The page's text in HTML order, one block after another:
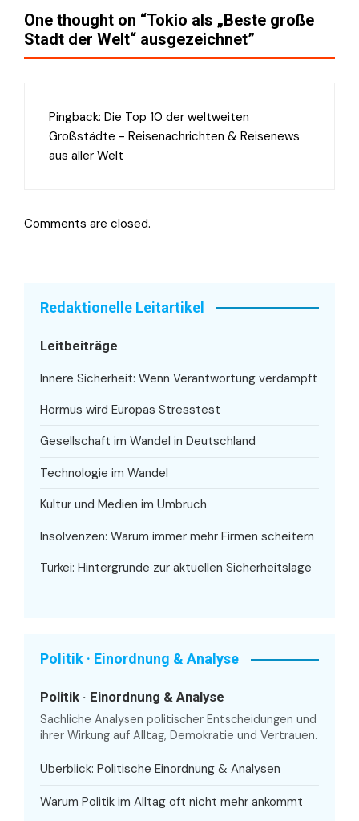
One thought on “Tokio als „Beste große
Stadt der Welt“ ausgezeichnet”
Pingback: Die Top 10 der weltweiten
Großstädte - Reisenachrichten & Reisenews
aus aller Welt
Comments are closed.
Redaktionelle Leitartikel
Leitbeiträge
Innere Sicherheit: Wenn Verantwortung verdampft
Hormus wird Europas Stresstest
Gesellschaft im Wandel in Deutschland
Technologie im Wandel
Kultur und Medien im Umbruch
Insolvenzen: Warum immer mehr Firmen scheitern
Türkei: Hintergründe zur aktuellen Sicherheitslage
Politik · Einordnung & Analyse
Politik · Einordnung & Analyse
Sachliche Analysen politischer Entscheidungen und
ihrer Wirkung auf Alltag, Demokratie und Vertrauen.
Überblick: Politische Einordnung & Analysen
Warum Politik im Alltag oft nicht mehr ankommt